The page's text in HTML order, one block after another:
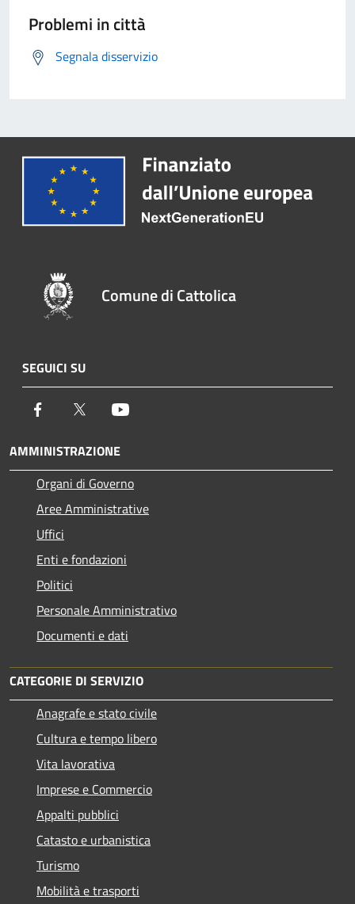
Problemi in città
Segnala disservizio
Comune di Cattolica
SEGUICI SU
Facebook Twitter
AMMINISTRAZIONE
Organi di Governo
Aree Amministrative
Uffici
Enti e fondazioni
Politici
Personale Amministrativo
Documenti e dati
CATEGORIE DI SERVIZIO
Anagrafe e stato civile
Cultura e tempo libero
Vita lavorativa
Imprese e Commercio
Appalti pubblici
Catasto e urbanistica
Turismo
Mobilità e trasporti